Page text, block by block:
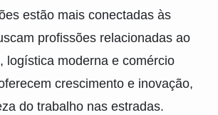
estão mais conectadas às
profissões relacionadas ao
logística moderna e comércio
crescimento e inovação,
do trabalho nas estradas.